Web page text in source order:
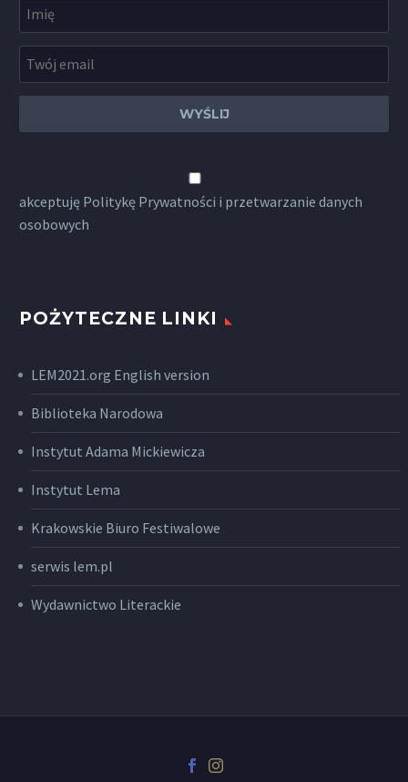
akceptuję Politykę Prywatności i przetwarzanie danych
osobowych
POŻYTECZNE LINKI
LEM2021.org English version
Biblioteka Narodowa
Instytut Adama Mickiewicza
Instytut Lema
Krakowskie Biuro Festiwalowe
serwis lem.pl
Wydawnictwo Literackie